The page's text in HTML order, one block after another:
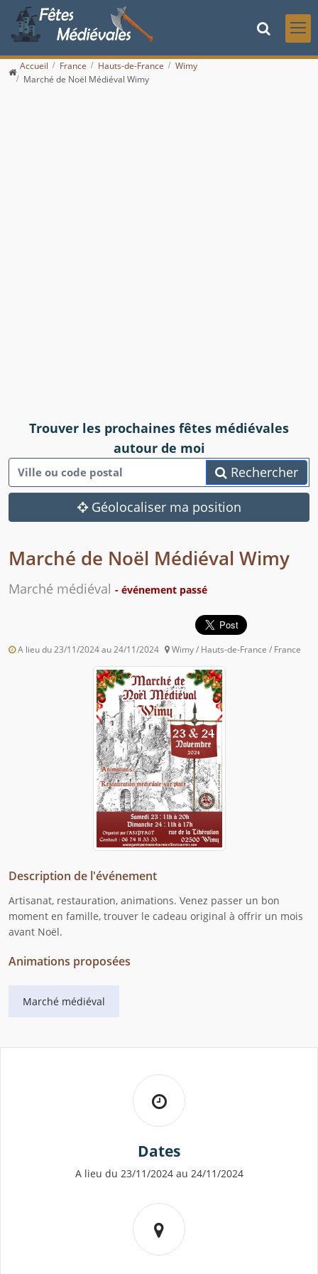
Accueil France Hauts-de-France
Wimy
Marché de Noël Médiéval Wimy
Trouver les prochaines fêtes médiévales
autour de moi
Rechercher
Géolocaliser ma position
Marché de Noël Médiéval Wimy
Marché médiéval - événement passé
A lieu du 23/11/2024 au 24/11/2024 Wimy / Hauts-de-France / France
Description de l'événement
Artisanat, restauration, animations. Venez passer un bon
moment en famille, trouver le cadeau original à offrir un mois
avant Noël.
Animations proposées
Marché médiéval
Dates
A lieu du 23/11/2024 au 24/11/2024